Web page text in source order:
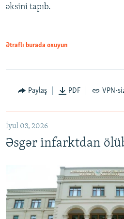
Auto 240p
720p
əksini tapıb.
Ətraflı burada oxuyun
Paylaş PDF VPN-
İyul 03, 2026
Əsgər infarktdan